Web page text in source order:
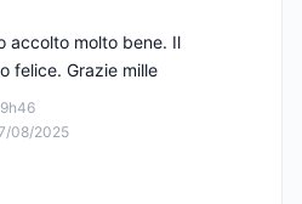
08/2025
accolto molto bene. Il
felice. Grazie mille